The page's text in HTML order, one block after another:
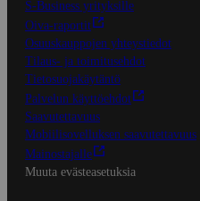
S-Business yrityksille
Oiva-raportit
Osuuskauppojen yhteystiedot
Tilaus- ja toimitusehdot
Tietosuojakäytäntö
Palvelun käyttöehdot
Saavutettavuus
Mobiilisovelluksen saavutettavuus
Mainostajalle
Muuta evästeasetuksia